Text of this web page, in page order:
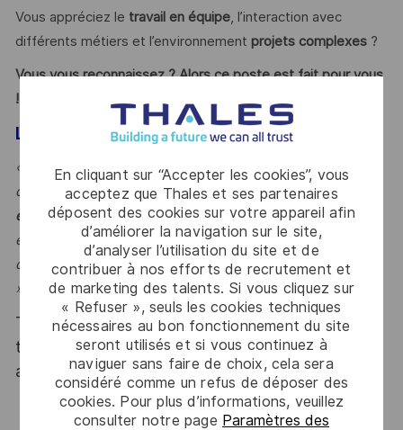
En cliquant sur “Accepter les cookies”, vous
acceptez que Thales et ses partenaires
déposent des cookies sur votre appareil afin
d’améliorer la navigation sur le site,
d’analyser l’utilisation du site et de
contribuer à nos efforts de recrutement et
de marketing des talents. Si vous cliquez sur
« Refuser », seuls les cookies techniques
nécessaires au bon fonctionnement du site
seront utilisés et si vous continuez à
naviguer sans faire de choix, cela sera
considéré comme un refus de déposer des
cookies. Pour plus d’informations, veuillez
consulter notre page Paramètres des
Vous appréciez le travail en équipe, l’interaction avec
différents métiers et l’environnement projets complexes?
Vous vous reconnaissez ? Alors ce poste est fait pour vous
!
LE MOT DE L'EQUIPE
« En rejoignant notre équipe à Toulouse, vous
contribuerez directement à lasécurisation du programme
européen Galileo, au sein d’un environnement technique
exigeant et collaboratif, aux côtés d’équipes engagées
dans le développement des solutions digitales du spatial.
»
Thales, entreprise Handi-Engagée, reconnait
tous les talents. La diversité est notre meilleur
atout. Postulez et rejoignez nous !